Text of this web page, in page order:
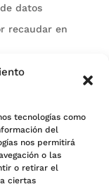
tecnologías como
del
nos permitirá
o las
o retirar el
ciertas
datos
recaudar en
de los